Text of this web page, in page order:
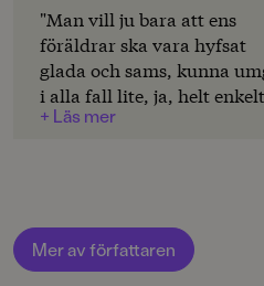
Produktdetaljer
ISBN
9789129732382
"Man vill ju bara att ens
föräldrar ska vara hyfsat
glada och sams, kunna
i alla fall lite, ja, helt enkelt
bete sig vuxet och moget.
roll i att försöka hantera allt
det. Hjälp?!"
+ Läs mer
Mer av författaren